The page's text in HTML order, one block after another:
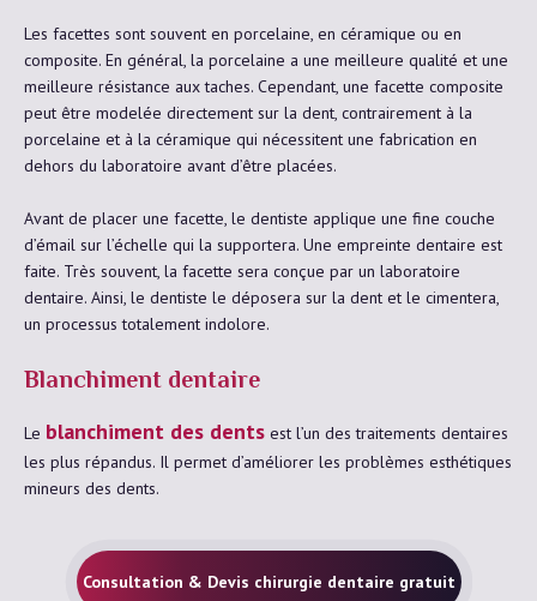
Les facettes sont souvent en porcelaine, en céramique ou en
composite. En général, la porcelaine a une meilleure qualité et une
meilleure résistance aux taches. Cependant, une facette composite
peut être modelée directement sur la dent, contrairement à la
porcelaine et à la céramique qui nécessitent une fabrication en
dehors du laboratoire avant d’être placées.
Avant de placer une facette, le dentiste applique une fine couche
d’émail sur l’échelle qui la supportera. Une empreinte dentaire est
faite. Très souvent, la facette sera conçue par un laboratoire
dentaire. Ainsi, le dentiste le déposera sur la dent et le cimentera,
un processus totalement indolore.
Blanchiment dentaire
Le blanchiment des dents est l’un des traitements dentaires
les plus répandus. Il permet d’améliorer les problèmes esthétiques
mineurs des dents.
Consultation & Devis chirurgie dentaire gratuit